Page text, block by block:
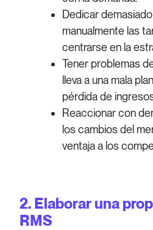
Dedicar
manualmente las
centrarse en la
Tener problemas
lleva a una mala
pérdida de
Reaccionar con
los cambios del
ventaja a los
2. Elaborar una
RMS